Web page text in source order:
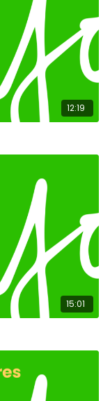
12:19
15:01